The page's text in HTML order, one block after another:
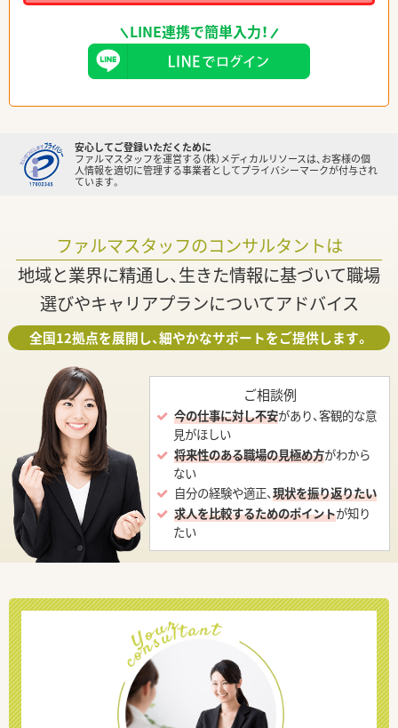
LINE連携で簡単入力！
安心してご登録いただくために
ファルマスタッフを運営する（株）メディカルリソースは、お客様の個
人情報を適切に管理する事業者としてプライバシーマークが付与され
ています。
ファルマスタッフのコンサルタントは
地域と業界に精通し、生きた情報に基づいて職場
選びやキャリアプランについてアドバイス
全国12拠点を展開し、細やかなサポートをご提供します。
ご相談例
今の仕事に対し不安があり、客観的な意
見がほしい
将来性のある職場の見極め方がわから
ない
自分の経験や適正、現状を振り返りたい
求人を比較するためのポイントが知り
たい